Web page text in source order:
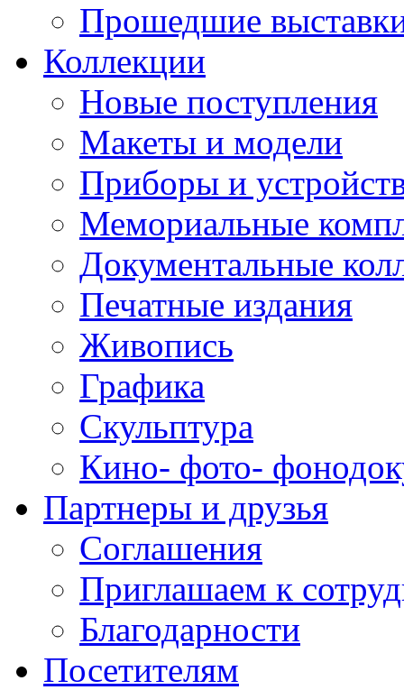
Прошедшие
Коллекции
Новые поступления
Макеты и модели
Приборы и
Мемориальные
Документальные
Печатные издания
Живопись
Графика
Скульптура
Кино- фото-
Партнеры и друзья
Соглашения
Приглашаем к
Благодарности
Посетителям